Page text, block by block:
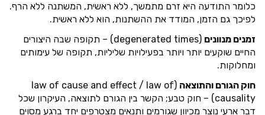
כלומר התודעה היא זרם מתמשך, ללא ראשית, המשתנה ללא הרף.
לפיכך גם הזמן, המודד את ההשתנות, הוא ללא ראשית.
זמנים מנוונים
(degenerated times) – תקופה שבה היצורים
החיים שוקעים יותר ויותר בפעילויות שליליות, תקופה של עימותים
ומחלוקות.
חוק הגורם והתוצאה (law of cause and effect / law of
causality) – חוק טבע; הקשר בין הגורם לתוצאה, העיקרון שכל
דבר ארעי נוצר מכיוון שגורמים ותנאים מצטרפים יחד ברגע מסוים